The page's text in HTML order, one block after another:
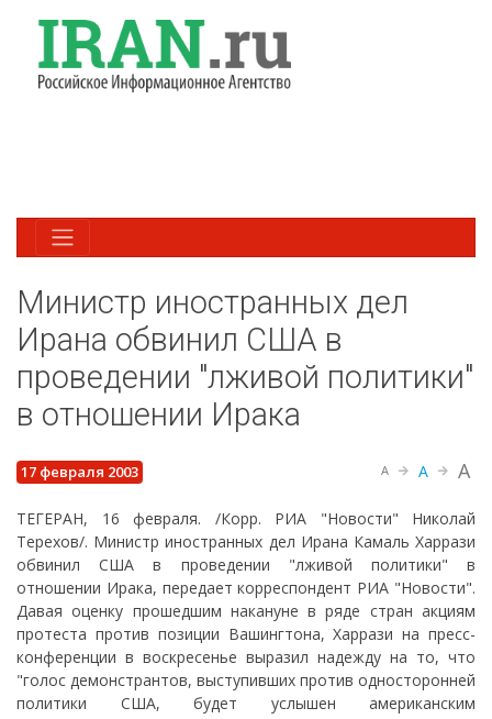
Министр иностранных дел
Ирана обвинил США в
проведении "лживой политики"
в отношении Ирака
17 февраля 2003 A A A
ТЕГЕРАН, 16 февраля. /Корр. РИА "Новости" Николай
Терехов/. Министр иностранных дел Ирана Камаль Харрази
обвинил США в проведении "лживой политики" в
отношении Ирака, передает корреспондент РИА "Новости".
Давая оценку прошедшим накануне в ряде стран акциям
протеста против позиции Вашингтона, Харрази на пресс-
конференции в воскресенье выразил надежду на то, что
"голос демонстрантов, выступивших против односторонней
политики США, будет услышен американским